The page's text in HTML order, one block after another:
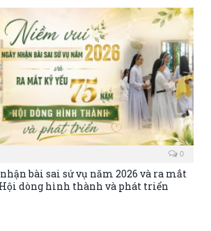
0
bài sai sứ vụ năm 2026 và ra mắt
dòng hình thành và phát triển